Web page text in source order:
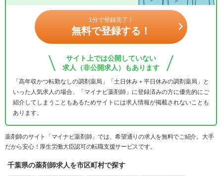
1分で登録完了！
無料で登録する！
サイト上では公開していない
求人（非公開求人）もあります
「高年収かつ転勤なしの調剤薬局」「土日休み＋平日休みの調剤薬局」と
いった人気求人の場合、「マイナビ薬剤師」に登録済みの方に優先的にご
紹介してしまうこともあるためサイトには求人情報が掲載されないことも
あります。
薬剤師のサイト「マイナビ薬剤師」では、希望通りの求人を無料でご紹介。大手
だから安心！厚生労働大臣認可の転職支援サービスです。
千葉県の薬剤師求人を市区町村で探す